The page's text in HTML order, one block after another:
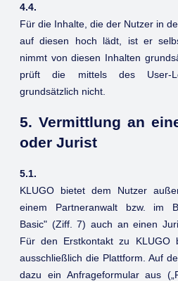
4.4.
Für die Inhalte, die der Nutzer in
auf diesen hoch lädt, ist er
nimmt von diesen Inhalten
prüft die mittels des User-
grundsätzlich nicht.
5. Vermittlung an
oder Jurist
5.1.
KLUGO bietet dem Nutzer
einem Partneranwalt bzw. im
Basic" (Ziff. 7) auch an einen
Für den Erstkontakt zu KLUGO
ausschließlich die Plattform. Auf
dazu ein Anfrageformular aus